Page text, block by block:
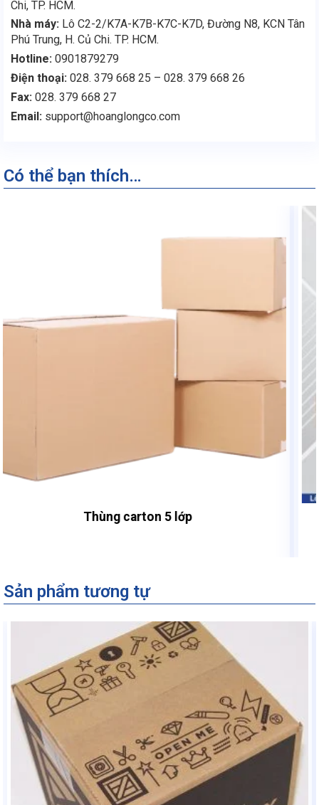
Chi, TP. HCM.
Nhà máy: Lô C2-2/K7A-K7B-K7C-K7D, Đường N8, KCN Tân
Phú Trung, H. Củ Chi. TP. HCM.
Hotline: 0901879279
Điện thoại: 028. 379 668 25 – 028. 379 668 26
Fax: 028. 379 668 27
Email: support@hoanglongco.com
Có thể bạn thích…
Thùng carton giá rẻ chất lượng, ship toàn quốc
Sản phẩm tương tự